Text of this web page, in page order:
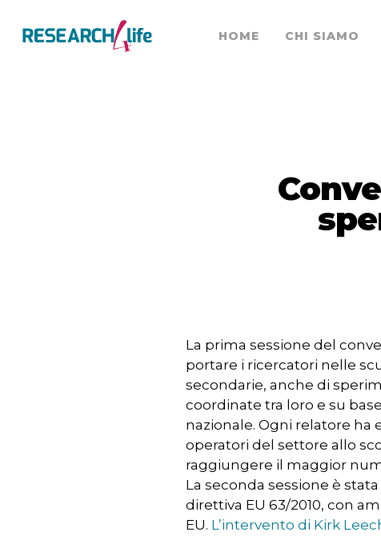
HOME CHI SIAMO
La prima sessione del
portare i ricercatori nelle
secondarie, anche di
coordinate tra loro e su
nazionale. Ogni relatore ha
operatori del settore allo
raggiungere il maggior
La seconda sessione è
direttiva EU 63/2010, con
EU. L’intervento di Kirk